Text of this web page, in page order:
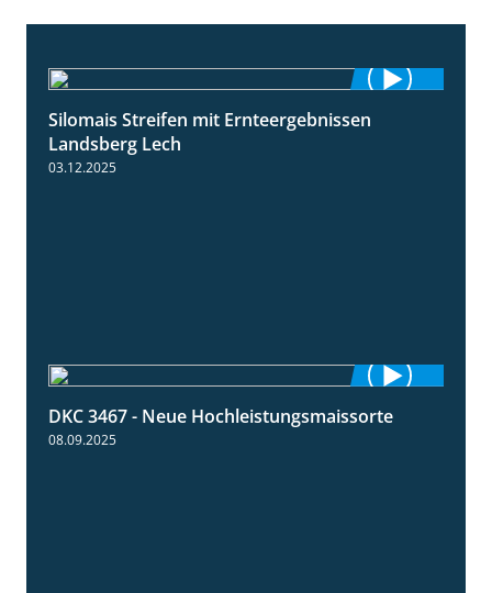
11:01
Silomais Streifen mit Ernteergebnissen
Landsberg Lech
03.12.2025
1:21
DKC 3467 - Neue Hochleistungsmaissorte
08.09.2025